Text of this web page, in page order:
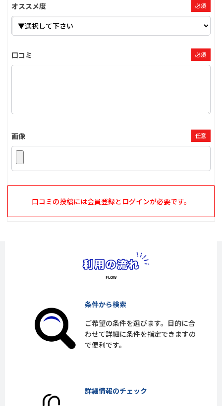
オススメ度 必須
口コミ 必須
画像 任意
口コミの投稿には会員登録とログインが必要です。
条件から検索
ご希望の条件を選びます。目的に合
わせて詳細に条件を指定できますの
で便利です。
詳細情報のチェック